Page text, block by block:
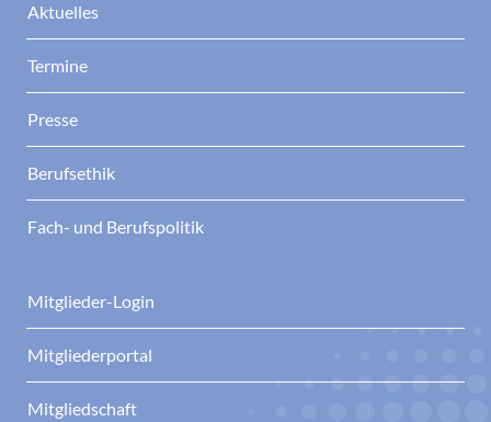
Aktuelles
Termine
Presse
Berufsethik
Fach- und Berufspolitik
Mitglieder-Login
Mitgliederportal
Mitgliedschaft